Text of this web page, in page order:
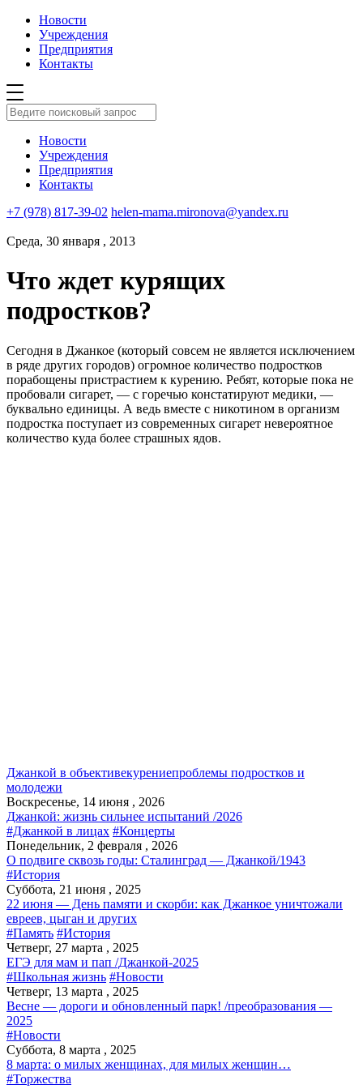
Новости
Учреждения
Предприятия
Контакты
Новости
Учреждения
Предприятия
Контакты
+7 (978) 817-39-02 helen-mama.mironova@yandex.ru
Среда, 30 января , 2013
Что ждет курящих
подростков?
Сегодня в Джанкое (который совсем не является исключением
в ряде других городов) огромное количество подростков
порабощены пристрастием к курению. Ребят, которые пока не
пробовали сигарет, — с горечью констатируют медики, —
буквально единицы. А ведь вместе с никотином в организм
подростка поступает из современных сигарет невероятное
количество куда более страшных ядов.
Джанкой в объективекурениепроблемы подростков и
молодежи
Воскресенье, 14 июня , 2026
Джанкой: жизнь сильнее испытаний /2026
#Джанкой в лицах #Концерты
Понедельник, 2 февраля , 2026
О подвиге сквозь годы: Сталинград — Джанкой/1943
#История
Суббота, 21 июня , 2025
22 июня — День памяти и скорби: как Джанкое уничтожали
евреев, цыган и других
#Память #История
Четверг, 27 марта , 2025
ЕГЭ для мам и пап /Джанкой-2025
#Школьная жизнь #Новости
Четверг, 13 марта , 2025
Весне — дороги и обновленный парк! /преобразования —
2025
#Новости
Суббота, 8 марта , 2025
8 марта: о милых женщинах, для милых женщин…
#Торжества